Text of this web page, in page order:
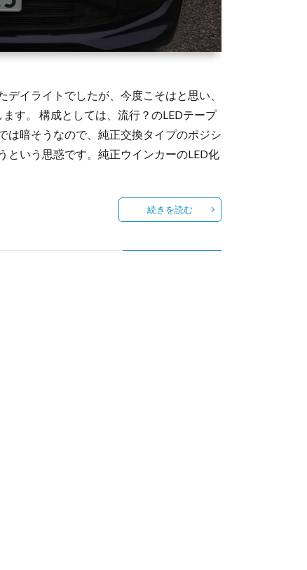
イライトでしたが、今度こそはと思い、
す。 構成としては、流行？のLEDテープ
は暗そうなので、純正交換タイプのポジシ
という思惑です。純正ウインカーのLED化
続きを読む